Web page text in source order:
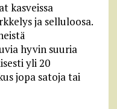
kasveissa
ja selluloosa.
hyvin suuria
yli 20
jopa satoja tai